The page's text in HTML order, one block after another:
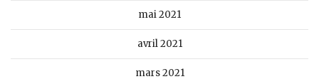
mai 2021
avril 2021
mars 2021